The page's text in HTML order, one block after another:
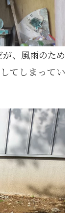
、風雨のため
てしまってい